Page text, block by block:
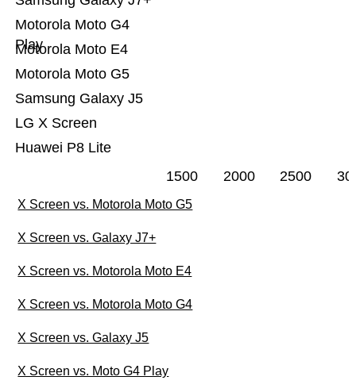
Huawei P8 Lite
LG X Screen
Samsung Galaxy J5
Motorola Moto G5
Motorola Moto E4
Motorola Moto G4
Play
1500 2000 2500
X Screen vs. Motorola Moto G5
X Screen vs. Galaxy J7+
X Screen vs. Motorola Moto E4
X Screen vs. Motorola Moto G4
X Screen vs. Galaxy J5
X Screen vs. Moto G4 Play